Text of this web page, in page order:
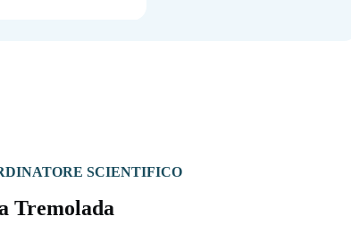
SCIENTIFICO
Tremolada